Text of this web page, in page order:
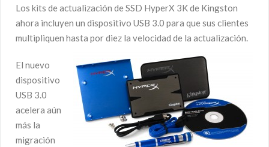
Los kits de actualización de SSD HyperX 3K de Kingston
ahora incluyen un dispositivo USB 3.0 para que sus clientes
multipliquen hasta por diez la velocidad de la actualización.
El nuevo
dispositivo
USB 3.0
acelera aún
más la
migración